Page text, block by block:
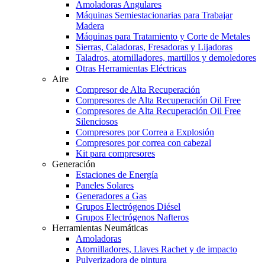
Amoladoras Angulares
Máquinas Semiestacionarias para Trabajar
Madera
Máquinas para Tratamiento y Corte de Metales
Sierras, Caladoras, Fresadoras y Lijadoras
Taladros, atornilladores, martillos y demoledores
Otras Herramientas Eléctricas
Aire
Compresor de Alta Recuperación
Compresores de Alta Recuperación Oil Free
Compresores de Alta Recuperación Oil Free
Silenciosos
Compresores por Correa a Explosión
Compresores por correa con cabezal
Kit para compresores
Generación
Estaciones de Energía
Paneles Solares
Generadores a Gas
Grupos Electrógenos Diésel
Grupos Electrógenos Nafteros
Herramientas Neumáticas
Amoladoras
Atornilladores, Llaves Rachet y de impacto
Pulverizadora de pintura